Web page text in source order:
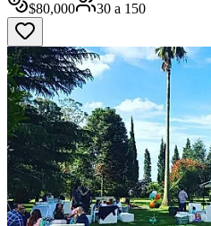
$80,000 30 a 150